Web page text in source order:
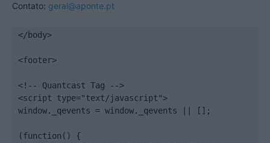
Contato: geral@aponte.pt
</body>
<footer>
<!-- Quantcast Tag -->
<script type="text/javascript">
window._qevents = window._qevents || [];
(function() {